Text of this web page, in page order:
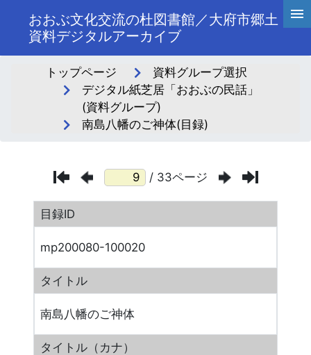
おおぶ文化交流の杜図書館／大府市郷土
資料デジタルアーカイブ
トップページ
資料グループ選択
デジタル紙芝居「おおぶの民話」
(資料グループ)
南島八幡のご神体(目録)
/ 33ページ
目録ID
mp200080-100020
タイトル
南島八幡のご神体
タイトル（カナ）